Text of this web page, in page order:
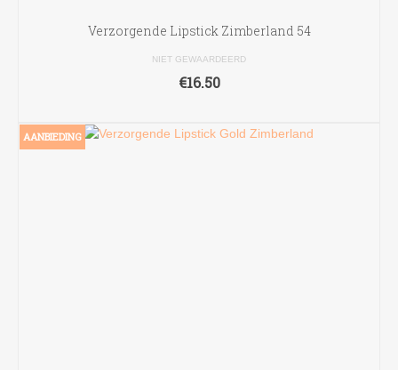
Verzorgende Lipstick Zimberland 54
NIET GEWAARDEERD
€16.50
AANBIEDING